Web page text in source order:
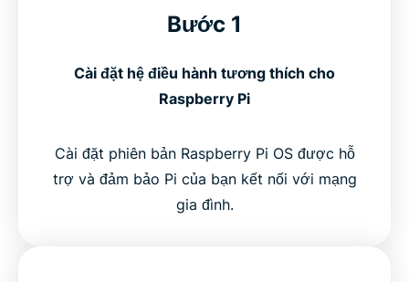
Bước 1
Cài đặt hệ điều hành tương thích cho
Raspberry Pi
Cài đặt phiên bản Raspberry Pi OS được hỗ
trợ và đảm bảo Pi của bạn kết nối với mạng
gia đình.